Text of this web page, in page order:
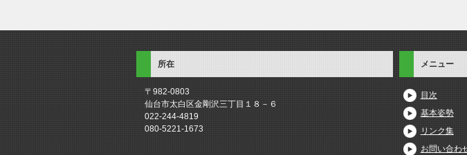
所在
〒982-0803
仙台市太白区金剛沢三丁目１８－６
022-244-4819
080-5221-1673
メニュー
目次
基本姿勢
リンク集
お問い合わ